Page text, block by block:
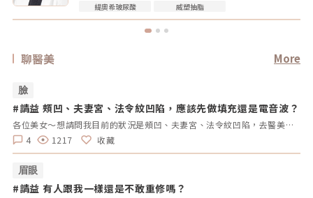
緹奧希玻尿酸
威塑抽脂
聊醫美 More
臉
#請益 頰凹、夫妻宮、法令紋凹陷，應該先做填充還是電音波？
各位美女～想請問我目前的狀況是頰凹、夫妻宮、法令紋凹陷，去醫美診所諮詢，他是建議我電音波也要做，但療程下來要20萬左右，目前最困擾的是法令紋>頰凹>夫妻宮是先填充完再打電波嗎？還是先打電波再填充呢～～Â
4
1217 收藏
眉眼
#請益 有人跟我一樣還是不敢重修嗎？